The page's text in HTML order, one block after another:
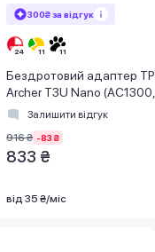
300₴ за відгук
Бездротовий адаптер
Archer T3U Nano
2.0) Залишити відгук
916 ₴ -83 ₴
833 ₴
від 35 ₴/міс